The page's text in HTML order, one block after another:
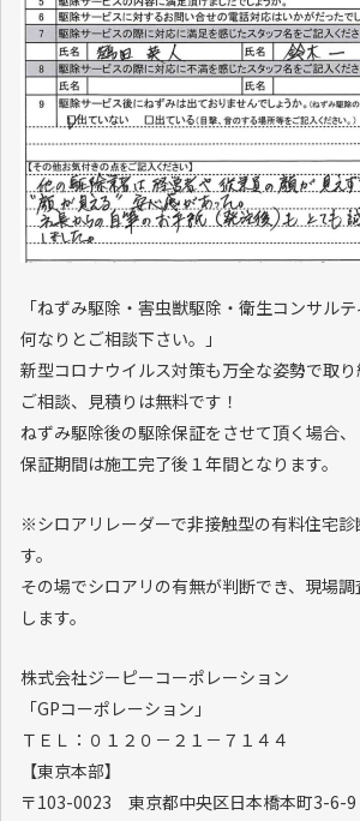
「ねずみ駆除・害虫獣駆除・衛生コンサルテ
何なりとご相談下さい。」
新型コロナウイルス対策も万全な姿勢で取り
ご相談、見積りは無料です！
ねずみ駆除後の駆除保証をさせて頂く場合、
保証期間は施工完了後１年間となります。
※シロアリレーダーで非接触型の有料住宅診
す。
その場でシロアリの有無が判断でき、現場
します。
株式会社ジーピーコーポレーション
「GPコーポレーション」
ＴＥＬ：０１２０－２１－７１４４
【東京本部】
〒103-0023 東京都中央区日本橋本町3-6-